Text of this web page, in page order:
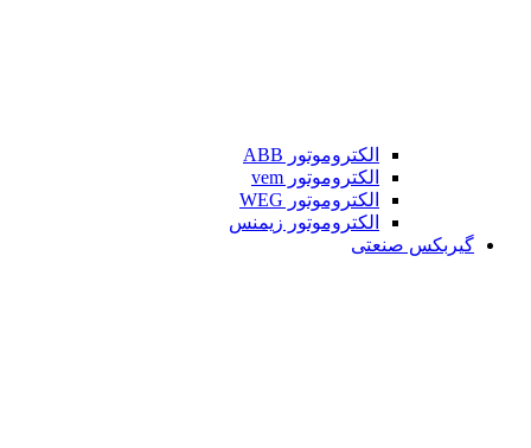
الکتروموتور ABB
الکتروموتور vem
الکتروموتور WEG
الکتروموتور زیمنس
گیربکس صنعتی